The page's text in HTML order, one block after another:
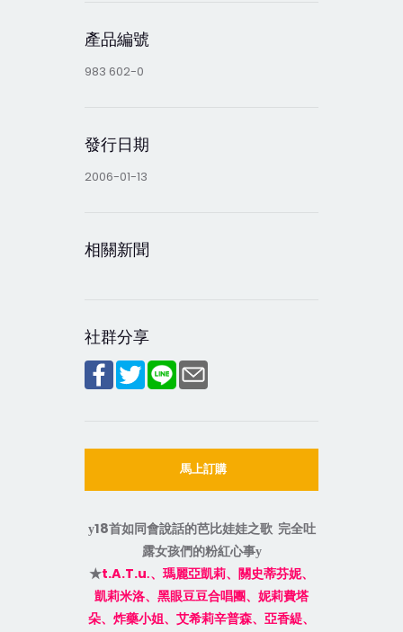
產品編號
983 602-0
發行日期
2006-01-13
相關新聞
社群分享
馬上訂購
y18首如同會說話的芭比娃娃之歌 完全吐
露女孩們的粉紅心事y
★t.A.T.u.、 瑪麗亞凱莉、關史蒂芬妮、
凱莉米洛、黑眼豆豆合唱團、妮莉費塔
朵、炸藥小姐、艾希莉辛普森、亞香緹、